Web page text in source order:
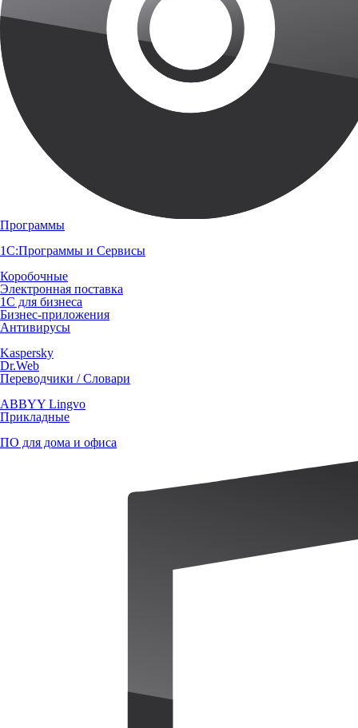
Программы
1С:Программы и Сервисы
Коробочные
Электронная поставка
1С для бизнеса
Бизнес-приложения
Антивирусы
Kaspersky
Dr.Web
Переводчики / Словари
ABBYY Lingvo
Прикладные
ПО для дома и офиса